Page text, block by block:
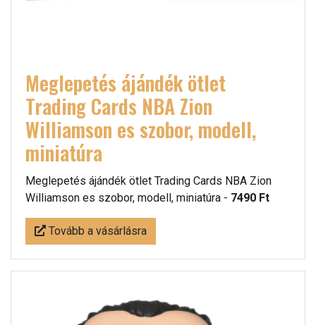
Meglepetés ájándék ötlet
Trading Cards NBA Zion
Williamson es szobor, modell,
miniatúra
Meglepetés ájándék ötlet Trading Cards NBA Zion
Williamson es szobor, modell, miniatúra - 7490 Ft
Tovább a vásárlásra